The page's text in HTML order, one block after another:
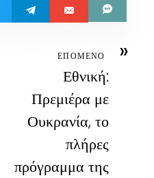
»
ΕΠΟΜΕΝΟ
Εθνική:
Πρεμιέρα με
Ουκρανία, το
πλήρες
πρόγραμμα της